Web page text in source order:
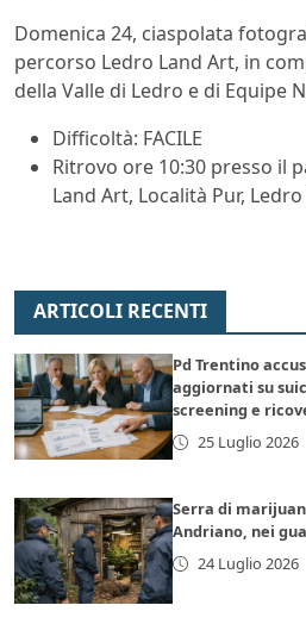
Domenica 24, ciaspolata
percorso Ledro Land Art, in
della Valle di Ledro e di Equipe
Difficoltà: FACILE
Ritrovo ore 10:30 presso il
Land Art, Località Pur, Ledro
ARTICOLI RECENTI
Pd Trentino
aggiornati su
screening e
25 Luglio 2026
Serra di
Andriano, nei
24 Luglio 2026